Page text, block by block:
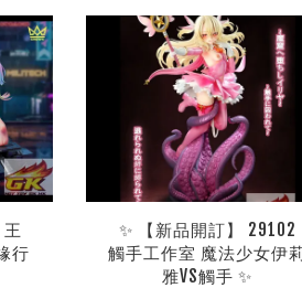
行
✨ 【新品開訂】 29102
觸手工作室 魔法少女伊
雅VS觸手 ✨